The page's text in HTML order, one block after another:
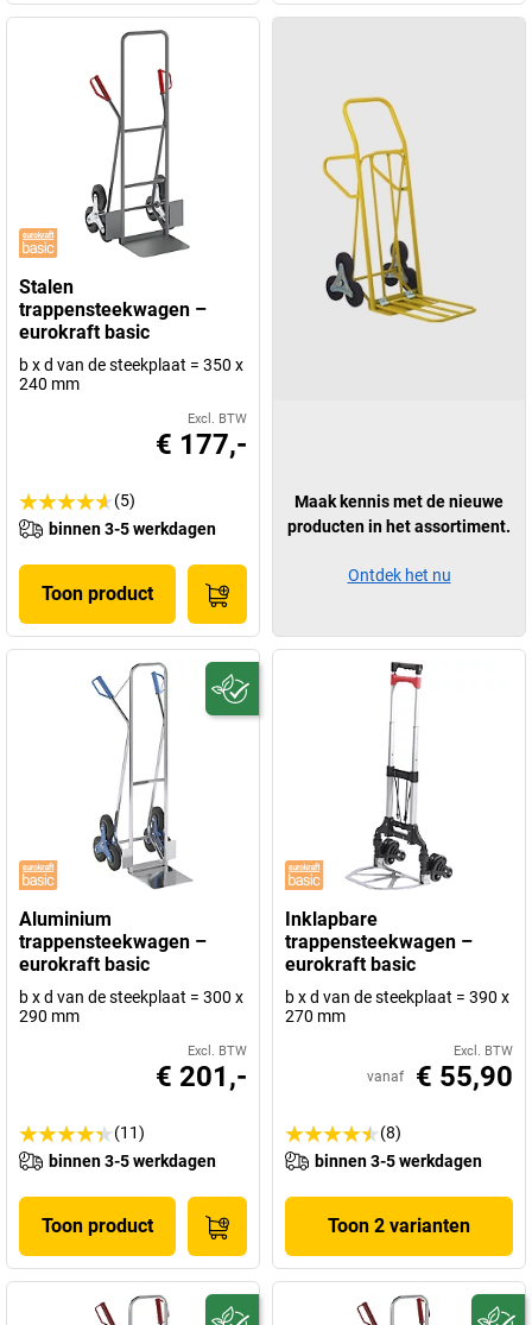
Stalen
trappensteekwagen –
eurokraft basic
b x d van de steekplaat = 350 x
240 mm
Excl. BTW
€ 177,-
(5)
binnen 3-5 werkdagen
Toon product
Aluminium
trappensteekwagen –
eurokraft basic
b x d van de steekplaat = 300 x
290 mm
Excl. BTW
€ 201,-
(11)
binnen 3-5 werkdagen
Toon product
Inklapbare
trappensteekwagen –
eurokraft basic
b x d van de steekplaat = 390 x
270 mm
Excl. BTW
vanaf € 55,90
(8)
binnen 3-5 werkdagen
Toon 2 varianten
Maak kennis met de nieuwe
producten in het assortiment.
Ontdek het nu